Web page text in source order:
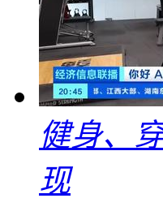
健身、
现